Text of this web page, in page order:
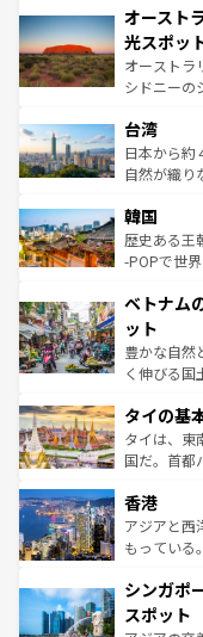
文化が魅力
しみながら
るだろう。
ならではの贅沢な
情報は コ
ワイ島は見
島だが、静
おすすめ。
文化や歴史
人々、おい
ク、伝統的
っている。
はコンテン
オースト
光スポッ
オーストラ
シドニーの
リアリーフ
ク）、タス
ど、見どこ
いる。アク
ビング、ハ
い。オース
参照してほ
台湾
日本から約
自然が織り
ン）、静ひ
と山間の静
驚きをもた
容にもいい
照してほし
韓国
歴史ある王
-POPで世
き、地方に
できる。そ
まで、さま
らではのナ
覧 を参照し
ベトナム
ット
豊かな自然
く伸びる国
急速な発展
ーチミン市
醸し出して
とつ。フォ
ひ現地で味
が旅行者を
参照してほ
タイの基
タイは、東
国だ。首都
の活気が交
帯で自然と
いビーチで
激する。気
が待ってい
た文化、そ
香港
アジアと西
もっている
み、どこを
ており、効
うな絶景か
シンガポ
スポット